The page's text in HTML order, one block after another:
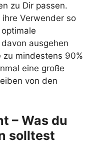
zu Dir passen.
Verwender so
ausgehen
zu mindestens 90%
eine große
von den
– Was du
solltest